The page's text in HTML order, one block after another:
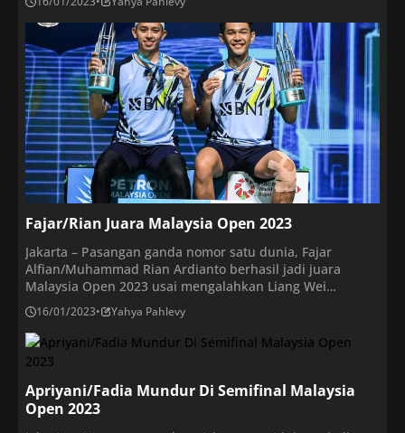
pebulutangkis nomor satu dunia berhasil jadi juara.
Ganda putra rangking satu dunia, Fajar Alfian
/Muhammad Rian Ardianto memastikan rekor unik itu
terjadi. Dalam duel […]
Fajar/Rian Juara Malaysia Open 2023
Jakarta – Pasangan ganda nomor satu dunia, Fajar
Alfian/Muhammad Rian Ardianto berhasil jadi juara
Malaysia Open 2023 usai mengalahkan Liang Wei
Keng/Wang Chang dengan skor 21-18, 18-21, 21-
13.Permainan cepat tersaji di awal gim pertama.
Fajar/Rian memperbesar keunggulan menjadi 9-7 lewat
reli 26 pukulan. Mereka mampu memaksa Wang Chang
melakukan kesalahan. Poin ke-10 lalu didapat Fajar/Rian
[…]
16/01/2023• Yahya Pahlevy
Apriyani/Fadia Mundur Di Semifinal Malaysia
Open 2023